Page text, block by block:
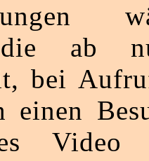
die ab
bei
einen